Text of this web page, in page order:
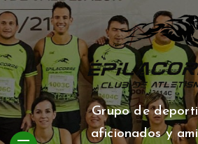
S
a
l
t
a
r
a
l
Grupo de
aficionados y